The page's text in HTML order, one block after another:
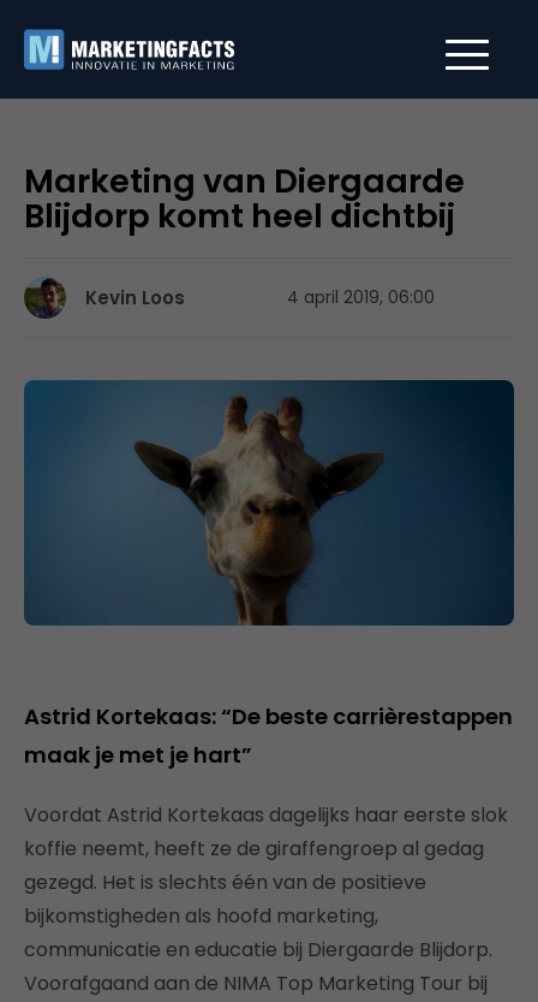
Marketing van Diergaarde
Blijdorp komt heel dichtbij
Kevin Loos 4 april 2019, 06:00
Astrid Kortekaas: “De beste carrièrestappen
maak je met je hart”
Voordat Astrid Kortekaas dagelijks haar eerste slok
koffie neemt, heeft ze de giraffengroep al gedag
gezegd. Het is slechts één van de positieve
bijkomstigheden als hoofd marketing,
communicatie en educatie bij Diergaarde Blijdorp.
Voorafgaand aan de NIMA Top Marketing Tour bij